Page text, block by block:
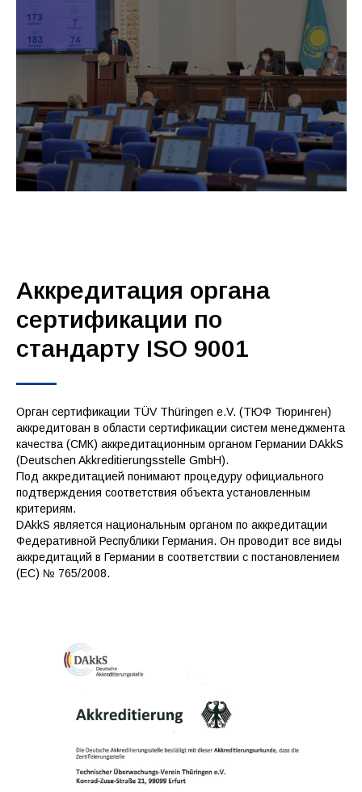
Аккредитация органа
сертификации по
стандарту ISO 9001
Орган сертификации TÜV Thüringen e.V. (ТЮФ Тюринген)
аккредитован в области сертификации систем менеджмента
качества (СМК) аккредитационным органом Германии DAkkS
(Deutschen Akkreditierungsstelle GmbH).
Под аккредитацией понимают процедуру официального
подтверждения соответствия объекта установленным
критериям.
DAkkS является национальным органом по аккредитации
Федеративной Республики Германия. Он проводит все виды
аккредитаций в Германии в соответствии с постановлением
(ЕС) № 765/2008.